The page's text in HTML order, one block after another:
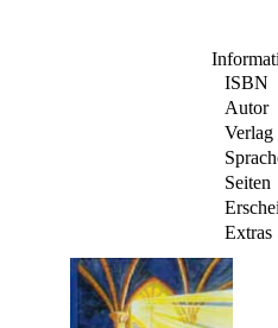
ISBN
Autor
Verlag
Seiten
Extras